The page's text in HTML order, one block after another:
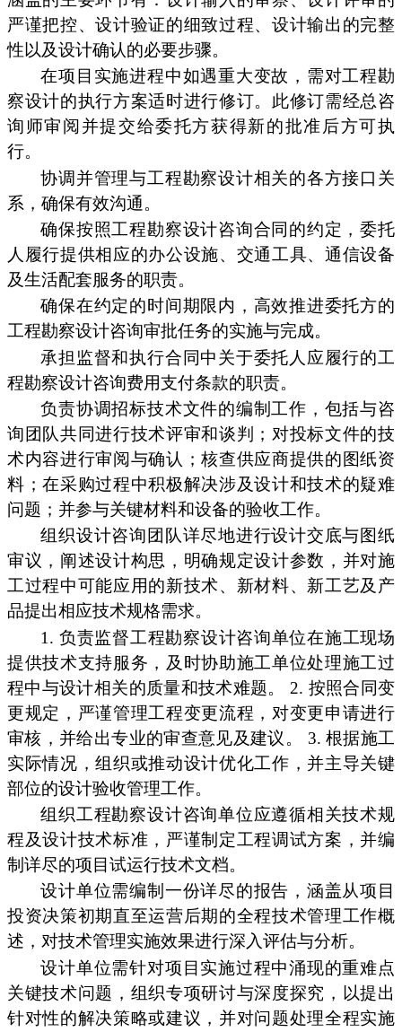
严谨把控、设计验证的细致过程、设计输出的完整
性以及设计确认的必要步骤。
在项目实施进程中如遇重大变故，需对工程勘
察设计的执行方案适时进行修订。此修订需经总咨
询师审阅并提交给委托方获得新的批准后方可执
行。
协调并管理与工程勘察设计相关的各方接口关
系，确保有效沟通。
确保按照工程勘察设计咨询合同的约定，委托
人履行提供相应的办公设施、交通工具、通信设备
及生活配套服务的职责。
确保在约定的时间期限内，高效推进委托方的
工程勘察设计咨询审批任务的实施与完成。
承担监督和执行合同中关于委托人应履行的工
程勘察设计咨询费用支付条款的职责。
负责协调招标技术文件的编制工作，包括与咨
询团队共同进行技术评审和谈判；对投标文件的技
术内容进行审阅与确认；核查供应商提供的图纸资
料；在采购过程中积极解决涉及设计和技术的疑难
问题；并参与关键材料和设备的验收工作。
组织设计咨询团队详尽地进行设计交底与图纸
审议，阐述设计构思，明确规定设计参数，并对施
工过程中可能应用的新技术、新材料、新工艺及产
品提出相应技术规格需求。
1. 负责监督工程勘察设计咨询单位在施工现场
提供技术支持服务，及时协助施工单位处理施工过
程中与设计相关的质量和技术难题。 2. 按照合同变
更规定，严谨管理工程变更流程，对变更申请进行
审核，并给出专业的审查意见及建议。 3. 根据施工
实际情况，组织或推动设计优化工作，并主导关键
部位的设计验收管理工作。
组织工程勘察设计咨询单位应遵循相关技术规
程及设计技术标准，严谨制定工程调试方案，并编
制详尽的项目试运行技术文档。
设计单位需编制一份详尽的报告，涵盖从项目
投资决策初期直至运营后期的全程技术管理工作概
述，对技术管理实施效果进行深入评估与分析。
设计单位需针对项目实施过程中涌现的重难点
关键技术问题，组织专项研讨与深度探究，以提出
针对性的解决策略或建议，并对问题处理全程实施